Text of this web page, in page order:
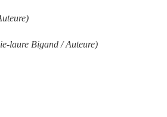
laure Bigand / Auteure)